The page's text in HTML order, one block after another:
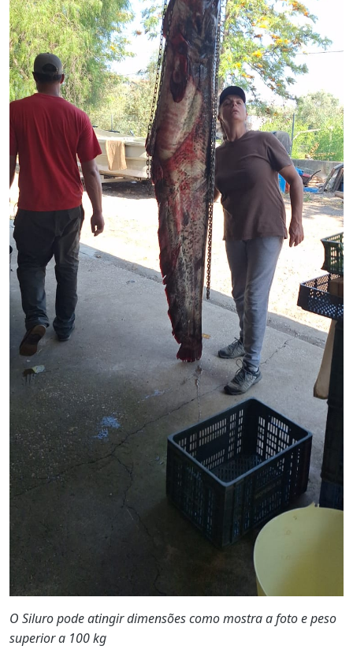
O Siluro pode atingir dimensões como mostra a foto e peso
superior a 100 kg